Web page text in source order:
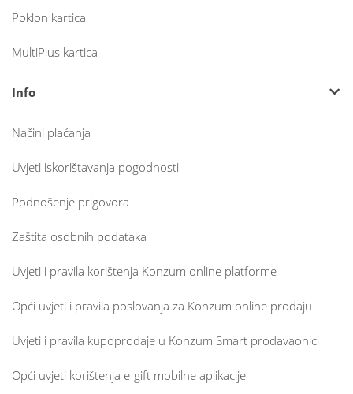
Poklon kartica
MultiPlus kartica
Info
Načini plaćanja
Uvjeti iskorištavanja pogodnosti
Podnošenje prigovora
Zaštita osobnih podataka
Uvjeti i pravila korištenja Konzum online platforme
Opći uvjeti i pravila poslovanja za Konzum online prodaju
Uvjeti i pravila kupoprodaje u Konzum Smart prodavaonici
Opći uvjeti korištenja e-gift mobilne aplikacije